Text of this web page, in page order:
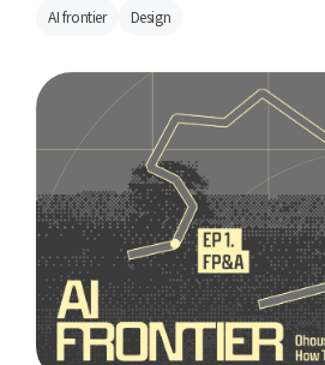
AI frontier Design